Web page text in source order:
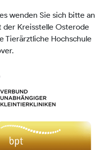
wenden Sie sich bitte an
Kreisstelle Osterode
Tierärztliche Hochschule